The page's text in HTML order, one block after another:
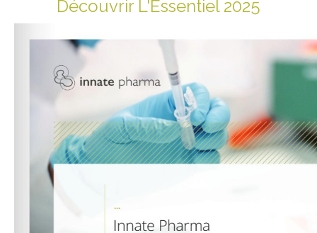
Découvrir L'Essentiel 2025